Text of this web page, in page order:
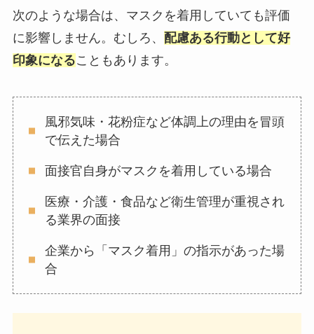
次のような場合は、マスクを着用していても評価
に影響しません。むしろ、 配慮ある行動として好
印象になることもあります。
風邪気味・花粉症など体調上の理由を冒頭
で伝えた場合
面接官自身がマスクを着用している場合
医療・介護・食品など衛生管理が重視され
る業界の面接
企業から「マスク着用」の指示があった場
合